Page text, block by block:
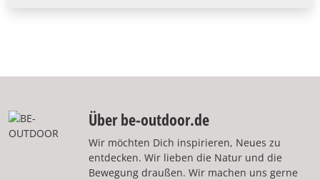
Über be-outdoor.de
Wir möchten Dich inspirieren, Neues zu
entdecken. Wir lieben die Natur und die
Bewegung draußen. Wir machen uns gerne